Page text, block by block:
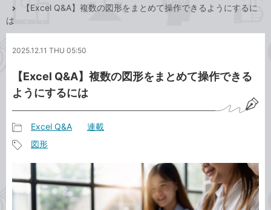
ッ
【Excel Q&A】複数の図形をまとめて操作できるようにするに
は
2025.12.11 THU 05:50
【Excel Q&A】複数の図形をまとめて操作できる
ようにするには
事
カ
テ
ゴ
Excel Q&A 連載
タ
グ
図形